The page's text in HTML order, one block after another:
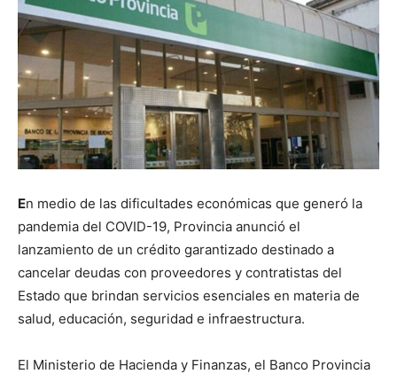
En medio de las dificultades económicas que generó la
pandemia del COVID-19, Provincia anunció el
lanzamiento de un crédito garantizado destinado a
cancelar deudas con proveedores y contratistas del
Estado que brindan servicios esenciales en materia de
salud, educación, seguridad e infraestructura.
El Ministerio de Hacienda y Finanzas, el Banco Provincia